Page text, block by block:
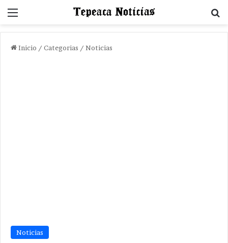
Menu
Inicio / Categorias / Noticias
Noticias